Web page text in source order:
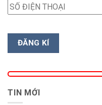
TIN MỚI